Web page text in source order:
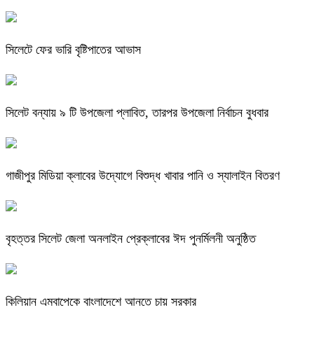
সিলেটে ফের ভারি বৃষ্টিপাতের আভাস
সিলেট বন্যায় ৯ টি উপজেলা প্লাবিত, তারপর উপজেলা নির্বাচন বুধবার
গাজীপুর মিডিয়া ক্লাবের উদ্যোগে বিশুদ্ধ খাবার পানি ও স্যালাইন বিতরণ
বৃহত্তর সিলেট জেলা অনলাইন প্রেক্লাবের ঈদ পুনর্মিলনী অনুষ্ঠিত
কিলিয়ান এমবাপেকে বাংলাদেশে আনতে চায় সরকার